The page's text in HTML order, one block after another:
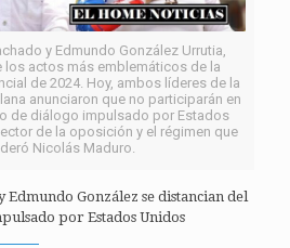
y Edmundo González Urrutia,
los actos más emblemáticos de la
de 2024. Hoy, ambos líderes de la
anunciaron que no participarán en
de diálogo impulsado por Estados
de la oposición y el régimen que
Nicolás Maduro.
González se distancian del
por Estados Unidos